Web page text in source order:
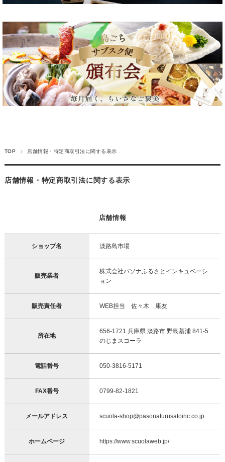
TOP 店舗情報・特定商取引法に関する表示
店舗情報・特定商取引法に関する表示
店舗情報
ショップ名 淡路島市場
販売業者
株式会社パソナふるさとインキュベーシ
ョン
販売責任者 WEB担当 佐々木 康友
所在地
656-1721 兵庫県 淡路市 野島蟇浦 841-5
のじまスコーラ
電話番号 050-3816-5171
FAX番号 0799-82-1821
メールアドレス scuola-shop@pasonafurusatoinc.co.jp
ホームページ https://www.scuolaweb.jp/